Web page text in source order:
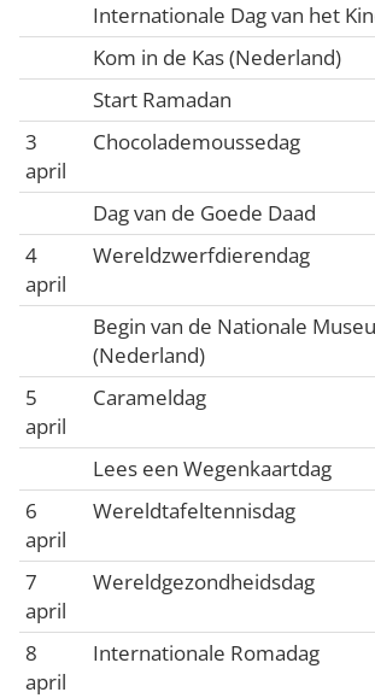
Internationale Dag van het
Kom in de Kas (Nederland)
Start Ramadan
3
april
Chocolademoussedag
Dag van de Goede Daad
4
april
Wereldzwerfdierendag
Begin van de Nationale
(Nederland)
5
april
Carameldag
Lees een Wegenkaartdag
6
april
Wereldtafeltennisdag
7
april
Wereldgezondheidsdag
8
april
Internationale Romadag